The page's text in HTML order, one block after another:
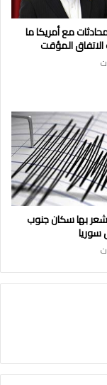
مع أمريكا ما
المؤقت
بها سكان جنوب
سوريا